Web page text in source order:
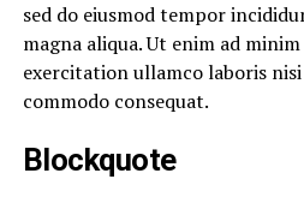
sed do eiusmod tempor
magna aliqua. Ut enim ad
exercitation ullamco laboris
commodo consequat.
Blockquote